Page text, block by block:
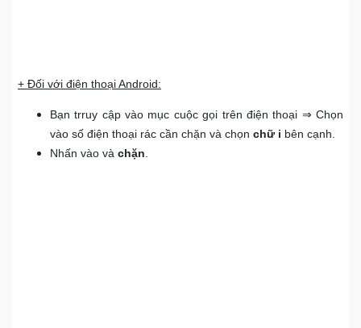
+ Đối với điện thoại Android:
Bạn trruy cập vào mục cuộc gọi trên điện thoại ⇒ Chọn
vào số điện thoại rác cần chặn và chọn chữ i bên cạnh.
Nhấn vào và chặn